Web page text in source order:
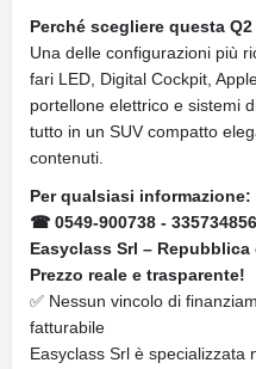
Perché scegliere questa Q2
Una delle configurazioni più
fari LED, Digital Cockpit,
portellone elettrico e sistemi
tutto in un SUV compatto
contenuti.
Per qualsiasi informazione:
☎ 0549-900738 -
Easyclass Srl – Repubblica
Prezzo reale e trasparente!
✅ Nessun vincolo di
fatturabile
Easyclass Srl è specializzata